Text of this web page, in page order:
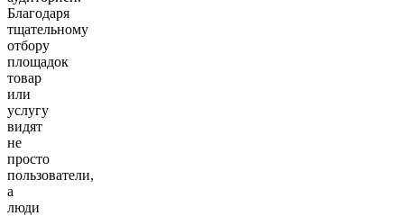
Благодаря
тщательному
отбору
площадок
товар
или
услугу
видят
не
просто
пользователи,
а
люди